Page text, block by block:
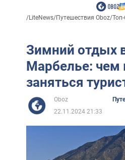
/LiteNews/Путешествия Oboz/
Зимний отдых
Марбелье:
заняться
Oboz
22.11.2024 21:33